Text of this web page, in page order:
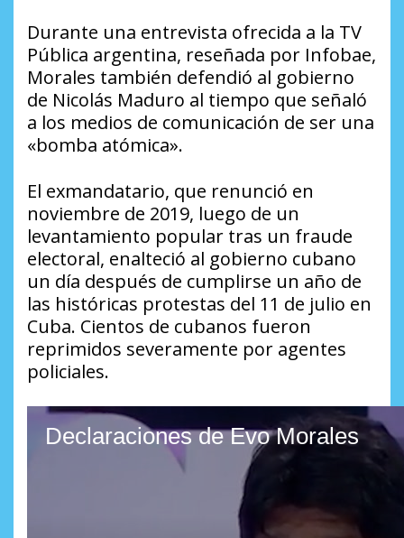
Durante una entrevista ofrecida a la TV
Pública argentina, reseñada por Infobae,
Morales también defendió al gobierno
de Nicolás Maduro al tiempo que señaló
a los medios de comunicación de ser una
«bomba atómica».
El exmandatario, que renunció en
noviembre de 2019, luego de un
levantamiento popular tras un fraude
electoral, enalteció al gobierno cubano
un día después de cumplirse un año de
las históricas protestas del 11 de julio en
Cuba. Cientos de cubanos fueron
reprimidos severamente por agentes
policiales.